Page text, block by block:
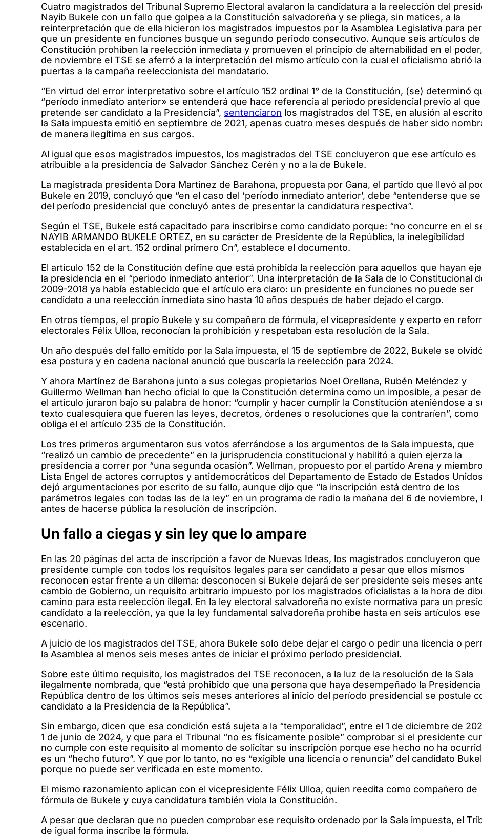
Cuatro magistrados del Tribunal Supremo Electoral avalaron la candidatura a la reelección del
Nayib Bukele con un fallo que golpea a la Constitución salvadoreña y se pliega, sin matices, a la
reinterpretación que de ella hicieron los magistrados impuestos por la Asamblea Legislativa para
que un presidente en funciones busque un segundo periodo consecutivo. Aunque seis artículos de
Constitución prohíben la reelección inmediata y promueven el principio de alternabilidad en el
de noviembre el TSE se aferró a la interpretación del mismo artículo con la cual el oficialismo abrió
puertas a la campaña reeleccionista del mandatario.
“En virtud del error interpretativo sobre el artículo 152 ordinal 1° de la Constitución, (se) determinó
“período inmediato anterior» se entenderá que hace referencia al período presidencial previo al
pretende ser candidato a la Presidencia”, sentenciaron los magistrados del TSE, en alusión al
la Sala impuesta emitió en septiembre de 2021, apenas cuatro meses después de haber sido
de manera ilegítima en sus cargos.
Al igual que esos magistrados impuestos, los magistrados del TSE concluyeron que ese artículo es
atribuible a la presidencia de Salvador Sánchez Cerén y no a la de Bukele.
La magistrada presidenta Dora Martínez de Barahona, propuesta por Gana, el partido que llevó al
Bukele en 2019, concluyó que “en el caso del ‘período inmediato anterior’, debe “entenderse que
del período presidencial que concluyó antes de presentar la candidatura respectiva”.
Según el TSE, Bukele está capacitado para inscribirse como candidato porque: “no concurre en el
NAYIB ARMANDO BUKELE ORTEZ, en su carácter de Presidente de la República, la inelegibilidad
establecida en el art. 152 ordinal primero Cn”, establece el documento.
El artículo 152 de la Constitución define que está prohibida la reelección para aquellos que hayan
la presidencia en el “periodo inmediato anterior”. Una interpretación de la Sala de lo Constitucional
2009-2018 ya había establecido que el artículo era claro: un presidente en funciones no puede ser
candidato a una reelección inmediata sino hasta 10 años después de haber dejado el cargo.
En otros tiempos, el propio Bukele y su compañero de fórmula, el vicepresidente y experto en
electorales Félix Ulloa, reconocían la prohibición y respetaban esta resolución de la Sala.
Un año después del fallo emitido por la Sala impuesta, el 15 de septiembre de 2022, Bukele se
esa postura y en cadena nacional anunció que buscaría la reelección para 2024.
Y ahora Martínez de Barahona junto a sus colegas propietarios Noel Orellana, Rubén Meléndez y
Guillermo Wellman han hecho oficial lo que la Constitución determina como un imposible, a pesar
el artículo juraron bajo su palabra de honor: “cumplir y hacer cumplir la Constitución ateniéndose a
texto cualesquiera que fueren las leyes, decretos, órdenes o resoluciones que la contraríen”, como
obliga el el artículo 235 de la Constitución.
Los tres primeros argumentaron sus votos aferrándose a los argumentos de la Sala impuesta, que
“realizó un cambio de precedente” en la jurisprudencia constitucional y habilitó a quien ejerza la
presidencia a correr por “una segunda ocasión”. Wellman, propuesto por el partido Arena y
Lista Engel de actores corruptos y antidemocráticos del Departamento de Estado de Estados
dejó argumentaciones por escrito de su fallo, aunque dijo que “la inscripción está dentro de los
parámetros legales con todas las de la ley” en un programa de radio la mañana del 6 de noviembre,
antes de hacerse pública la resolución de inscripción.
Un fallo a ciegas y sin ley que lo ampare
En las 20 páginas del acta de inscripción a favor de Nuevas Ideas, los magistrados concluyeron que
presidente cumple con todos los requisitos legales para ser candidato a pesar que ellos mismos
reconocen estar frente a un dilema: desconocen si Bukele dejará de ser presidente seis meses
cambio de Gobierno, un requisito arbitrario impuesto por los magistrados oficialistas a la hora de
camino para esta reelección ilegal. En la ley electoral salvadoreña no existe normativa para un
candidato a la reelección, ya que la ley fundamental salvadoreña prohíbe hasta en seis artículos ese
escenario.
A juicio de los magistrados del TSE, ahora Bukele solo debe dejar el cargo o pedir una licencia o
la Asamblea al menos seis meses antes de iniciar el próximo período presidencial.
Sobre este último requisito, los magistrados del TSE reconocen, a la luz de la resolución de la Sala
ilegalmente nombrada, que “está prohibido que una persona que haya desempeñado la Presidencia
República dentro de los últimos seis meses anteriores al inicio del período presidencial se postule
candidato a la Presidencia de la República”.
Sin embargo, dicen que esa condición está sujeta a la “temporalidad”, entre el 1 de diciembre de
1 de junio de 2024, y que para el Tribunal “no es físicamente posible” comprobar si el presidente
no cumple con este requisito al momento de solicitar su inscripción porque ese hecho no ha
es un “hecho futuro”. Y que por lo tanto, no es “exigible una licencia o renuncia” del candidato
porque no puede ser verificada en este momento.
El mismo razonamiento aplican con el vicepresidente Félix Ulloa, quien reedita como compañero de
fórmula de Bukele y cuya candidatura también viola la Constitución.
A pesar que declaran que no pueden comprobar ese requisito ordenado por la Sala impuesta, el
de igual forma inscribe la fórmula.